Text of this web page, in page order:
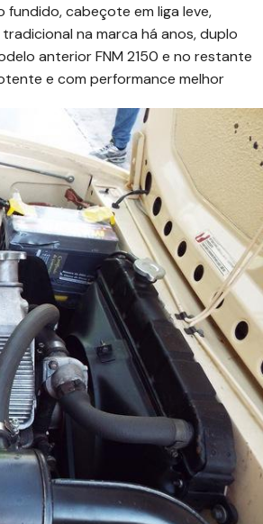
cabeçote em liga leve,
na marca há anos, duplo
anterior FNM 2150 e no restante
e com performance melhor